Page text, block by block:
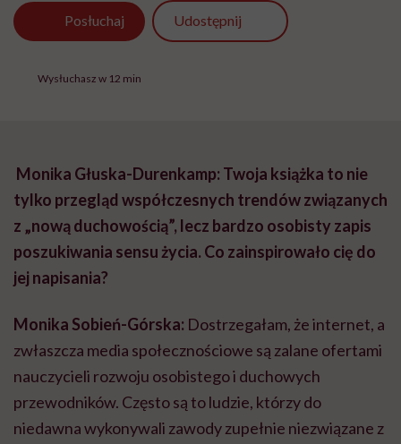
Posłuchaj Udostępnij
Wysłuchasz w 12 min
Monika Głuska-Durenkamp: Twoja książka to nie
tylko przegląd współczesnych trendów związanych
z „nową duchowością”, lecz bardzo osobisty zapis
poszukiwania sensu życia. Co zainspirowało cię do
jej napisania?
Monika Sobień-Górska: Dostrzegałam, że internet, a
zwłaszcza media społecznościowe są zalane ofertami
nauczycieli rozwoju osobistego i duchowych
przewodników. Często są to ludzie, którzy do
niedawna wykonywali zawody zupełnie niezwiązane z